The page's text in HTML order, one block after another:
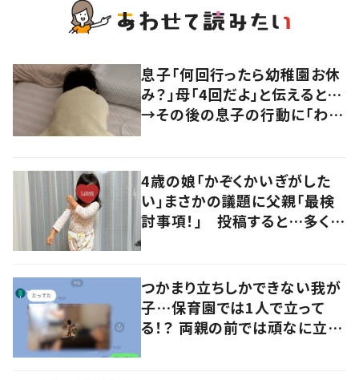
息子「何回行ったら幼稚園お休
み？」母「4回だよ」と伝えると…
→その後の息子の行動に「わか
4歳の娘「かぞくかいぎがした
い」まさかの議題に父親「最検
討事項！」 投稿すると…多くの
つかまり立ちしかできない我が
子…保育園では1人で立って
る！？ 両親の前では頑なに立た